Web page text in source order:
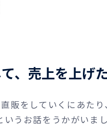
、売上を上げた
販をしていくにあたり
うお話をうかがいまし